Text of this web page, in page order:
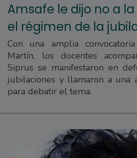
Amsafe le dijo no a
el régimen de la
Con una amplia
Martín, los docentes
Siprus se manifestaron en
jubilaciones y llamaron a una
para debatir el tema.